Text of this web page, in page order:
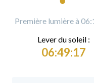
Première lumière à
Lever du soleil :
06:49:17